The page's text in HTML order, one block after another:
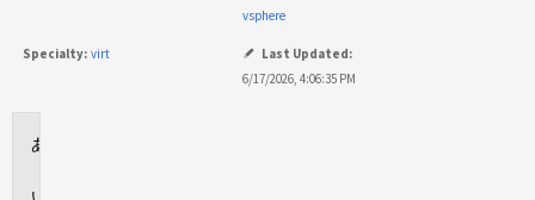
vsphere
Specialty: virt
Last Updated:
6/17/2026, 4:06:35 PM